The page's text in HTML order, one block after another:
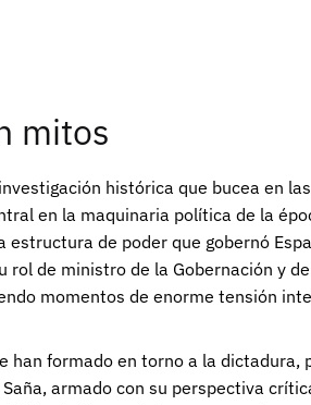
mitos
histórica que bucea en
en la maquinaria política de la
de poder que gobernó
rol de ministro de la Gobernación y
momentos de enorme tensión
formado en torno a la
armado con su perspectiva